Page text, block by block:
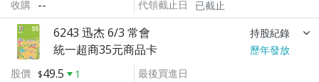
收購 --
代領截止日
已截止
6243 迅杰 6/3 常會 持股紀錄
統一超商35元商品卡
歷年發放
股價
49.5
1
最後買進日